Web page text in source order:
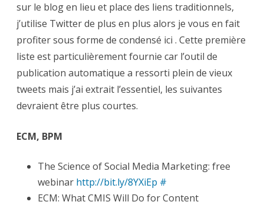
sur le blog en lieu et place des liens traditionnels,
j’utilise Twitter de plus en plus alors je vous en fait
profiter sous forme de condensé ici . Cette première
liste est particulièrement fournie car l’outil de
publication automatique a ressorti plein de vieux
tweets mais j’ai extrait l’essentiel, les suivantes
devraient être plus courtes.
ECM, BPM
The Science of Social Media Marketing: free
webinar http://bit.ly/8YXiEp #
ECM: What CMIS Will Do for Content